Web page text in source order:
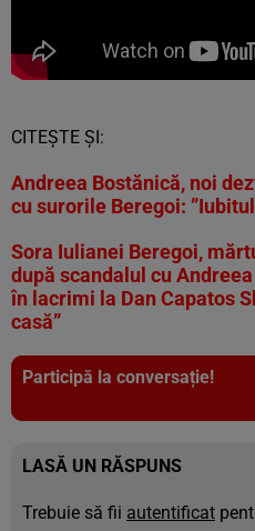
CITEȘTE ȘI:
Andreea Bostănică, noi
cu surorile Beregoi:
Sora Iulianei Beregoi,
după scandalul cu
în lacrimi la Dan Capatos
casă”
Participă la conversație!
LASĂ UN RĂSPUNS
Trebuie să fii autentificat